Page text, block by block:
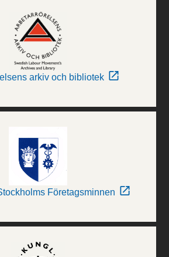
arkiv och bibliotek
Företagsminnen